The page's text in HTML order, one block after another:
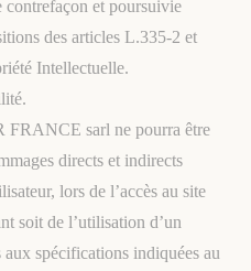
contrefaçon et poursuivie
des articles L.335-2 et
Intellectuelle.
sarl ne pourra être
directs et indirects
lors de l’accès au site
soit de l’utilisation d’un
spécifications indiquées au